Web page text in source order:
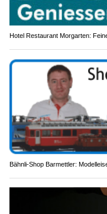
Hotel Restaurant Morgarten:
Bähnli-Shop Barmettler: